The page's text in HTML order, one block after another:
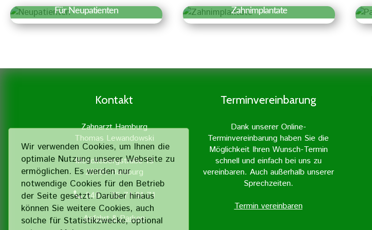
Wir verwenden Cookies, um Ihnen die
optimale Nutzung unserer Webseite zu
ermöglichen. Es werden nur
notwendige Cookies für den Betrieb
der Seite gesetzt. Darüber hinaus
können Sie weitere Cookies, auch
solche für Statistik­zwecke, optional
Für Neupatienten
Auf einen Blick haben wir hier
Informationen für einen ersten
Termin zusammengestellt.
Erfahren Sie mehr »
Zahnimplantate
fest in den Kieferknochen
Zahnimplantate gelten als die
natürlichste Form des
einem echten Zahn kaum zu
unterscheiden.
Erfahren Sie mehr »
Kontakt
Zahnarzt Hamburg
Thomas Lewandowski
Mönckebergstraße 13
20095 Hamburg
040 – 35 71 91 71
Anfahrt & Parken
Terminvereinbarung
Dank unserer Online-
Terminvereinbarung haben Sie die
Möglichkeit Ihren Wunsch-Termin
schnell und einfach bei uns zu
vereinbaren. Auch außerhalb unserer
Sprechzeiten.
Termin vereinbaren